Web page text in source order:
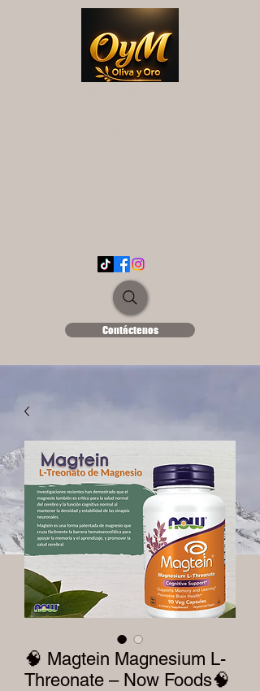
Contáctenos
🧠 Magtein Magnesium L-
Threonate – Now Foods🧠